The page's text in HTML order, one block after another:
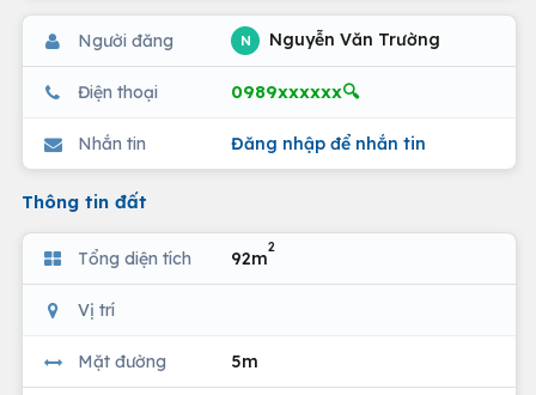
Người đăng N Nguyễn Văn Trường
Điện thoại 0989xxxxxx🔍
Nhắn tin Đăng nhập để nhắn tin
Thông tin đất
Tổng diện tích 92m
2
Vị trí
Mặt đường 5m